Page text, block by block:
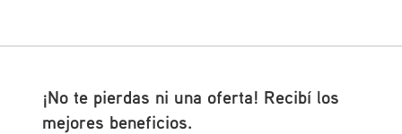
¡No te pierdas ni una oferta! Recibí los
mejores beneficios.